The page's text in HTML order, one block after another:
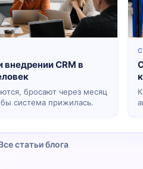
CRM в
бросают через месяц
система прижилась.
статьи блога